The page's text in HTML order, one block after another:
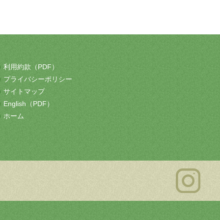
利用約款（PDF）
プライバシーポリシー
サイトマップ
English（PDF）
ホーム